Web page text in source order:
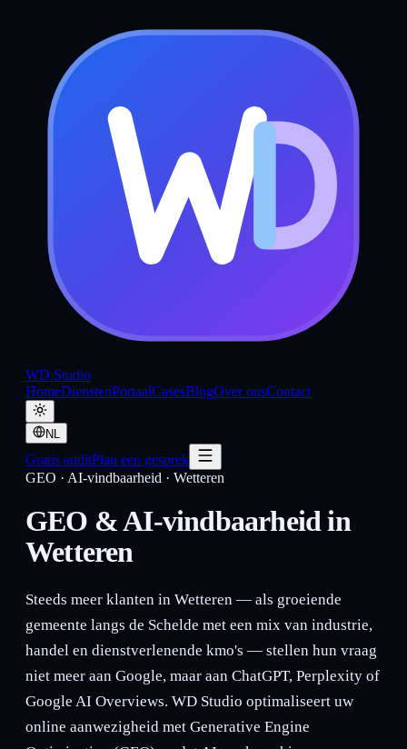
WD.Studio
HomeDienstenPortaalCasesBlogOver onsContact
NL
Gratis auditPlan een gesprek
GEO · AI-vindbaarheid · Wetteren
GEO & AI-vindbaarheid in
Wetteren
Steeds meer klanten in Wetteren — als groeiende
gemeente langs de Schelde met een mix van industrie,
handel en dienstverlenende kmo's — stellen hun vraag
niet meer aan Google, maar aan ChatGPT, Perplexity of
Google AI Overviews. WD Studio optimaliseert uw
online aanwezigheid met Generative Engine